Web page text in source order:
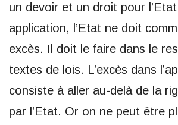
un devoir et un droit pour
application, l’Etat ne doit
excès. Il doit le faire dans le
textes de lois. L’excès dans
consiste à aller au-delà de la
par l’Etat. Or on ne peut être